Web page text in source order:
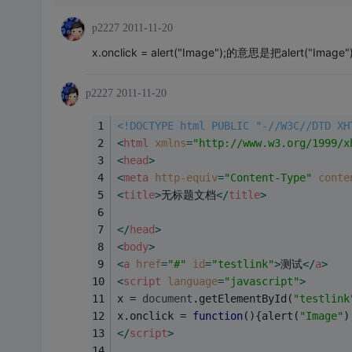
p2227 2011-11-20
x.onclick = alert("Image");的意思是把
p2227 2011-11-20
<!DOCTYPE html PUBLIC "-//W3C//
<html xmlns="http://www.w3.org/1999/
<head>
<meta http-equiv="Content-Type"
<title>无标题文档</title>
</head>
<body>
<a href="#" id="testlink">测试</a>
<script language="javascript">
x = document .getElementById(
x.onclick = function( ){alert( "Image"
</script>